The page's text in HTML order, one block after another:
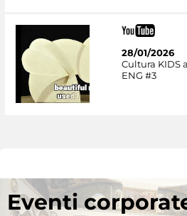
28/01/2026
Cultura KIDS
ENG #3
Eventi